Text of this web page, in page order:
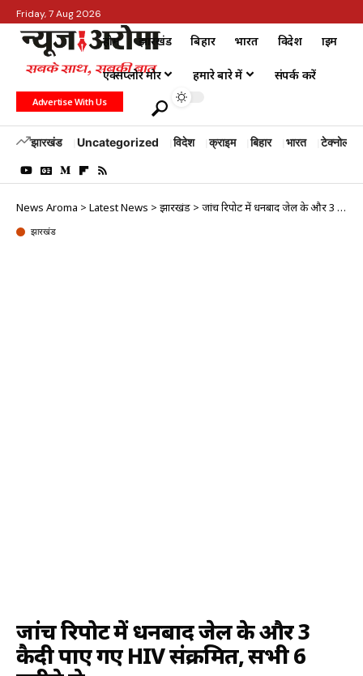
Friday, 7 Aug 2026
होम झारखंड बिहार भारत विदेश क्राइम
एक्सप्लोर मोर हमारे बारे में संपर्क करें
Advertise With Us
झारखंड Uncategorized विदेश क्राइम बिहार भारत टेक्नोलॉजी
News Aroma > Latest News > झारखंड > जांच रिपोर्ट में धनबाद जेल के और 3 कैदी पाए गए HIV संक्रमित, सभी 6 महीने से…
झारखंड
जांच रिपोर्ट में धनबाद जेल के और 3
कैदी पाए गए HIV संक्रमित, सभी 6